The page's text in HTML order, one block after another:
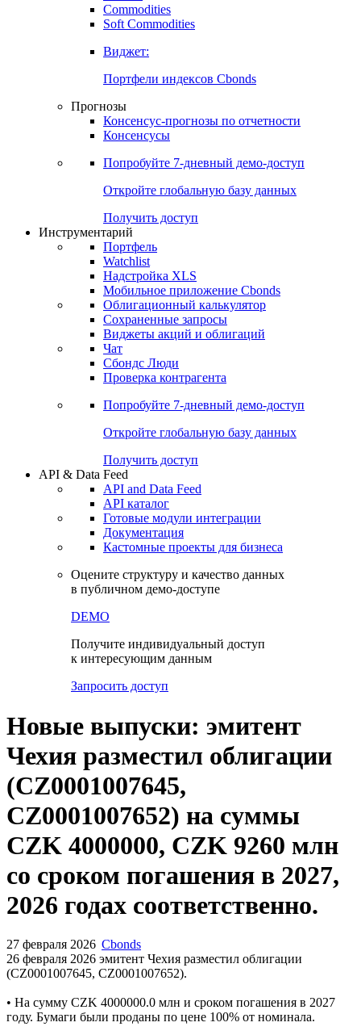
Commodities
Soft Commodities
Виджет:
Портфели индексов Cbonds
Прогнозы
Консенсус-прогнозы по отчетности
Консенсусы
Попробуйте 7-дневный демо-доступ
Откройте глобальную базу данных
Получить доступ
Инструментарий
Портфель
Watchlist
Надстройка XLS
Мобильное приложение Cbonds
Облигационный калькулятор
Сохраненные запросы
Виджеты акций и облигаций
Чат
Сбондс Люди
Проверка контрагента
Попробуйте 7-дневный демо-доступ
Откройте глобальную базу данных
Получить доступ
API & Data Feed
API and Data Feed
API каталог
Готовые модули интеграции
Документация
Кастомные проекты для бизнеса
Оцените структуру и качество данных
в публичном демо-доступе
DEMO
Получите индивидуальный доступ
к интересующим данным
Запросить доступ
Новые выпуски: эмитент
Чехия разместил облигации
(CZ0001007645,
CZ0001007652) на суммы
CZK 4000000, CZK 9260 млн
со сроком погашения в 2027,
2026 годах соответственно.
27 февраля 2026 Cbonds
26 февраля 2026 эмитент Чехия разместил облигации
(CZ0001007645, CZ0001007652).
• На сумму CZK 4000000.0 млн и сроком погашения в 2027
году. Бумаги были проданы по цене 100% от номинала.